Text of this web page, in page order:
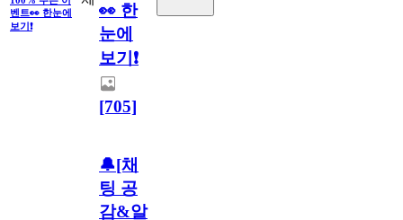
벤트👀 한눈에
보기❗
👀 한
눈에
보기❗
[705]
🔔[채
팅 공
감&알